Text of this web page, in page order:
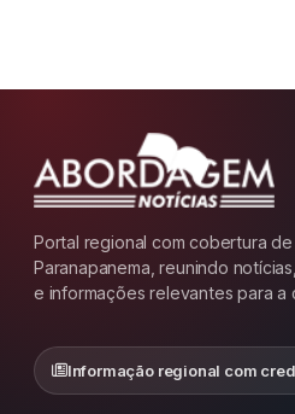
Portal regional com cobertura de
Paranapanema, reunindo
e informações relevantes para a
Informação regional com